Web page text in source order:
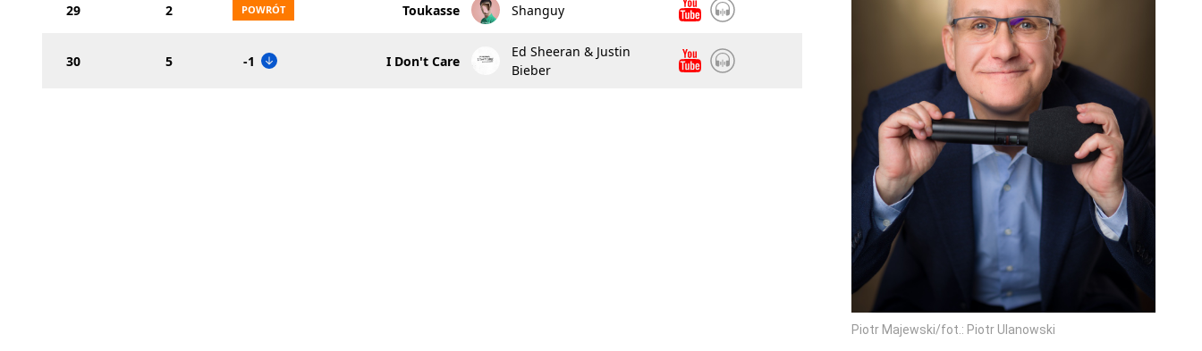
29 2 Toukasse Shanguy
30 5 -1 I Don't Care
Ed Sheeran & Justin
Bieber
Piotr Majewski/fot.: Piotr Ulanowski